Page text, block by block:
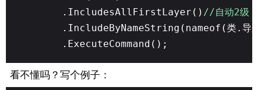
.IncludesAllFirstLayer() //自动2级
.IncludeByNameString(nameof(类.导
.ExecuteCommand();
看不懂吗？写个例子：